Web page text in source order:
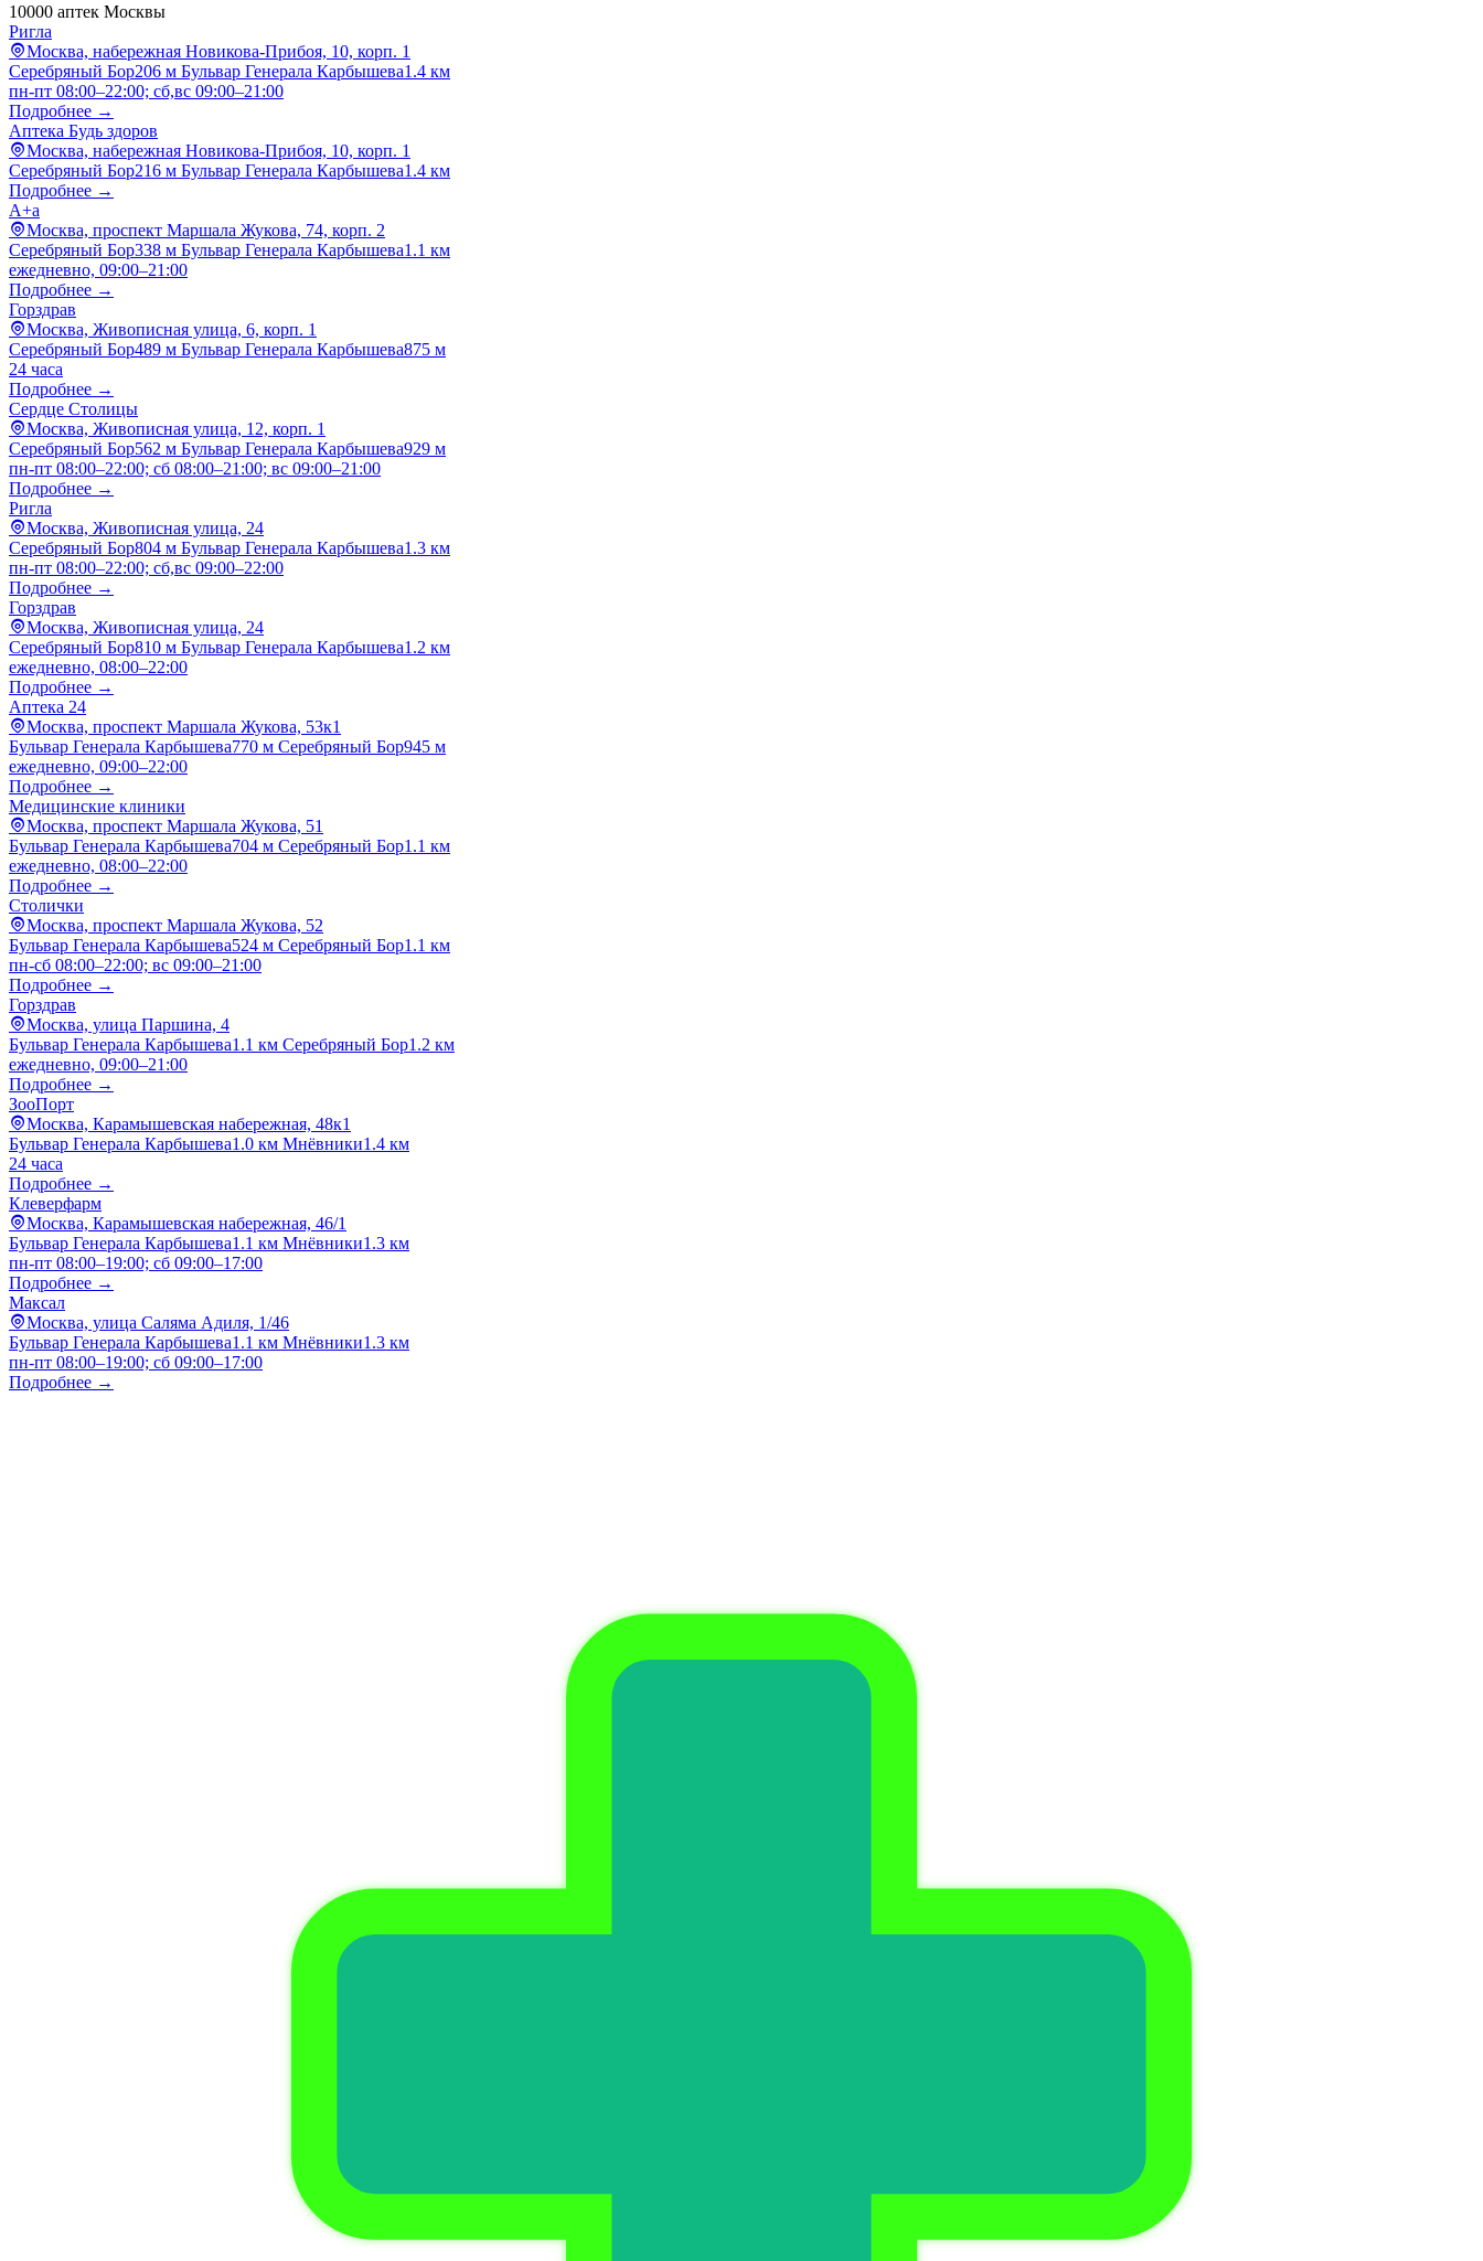
10000 аптек Москвы
Ригла
Москва, набережная Новикова-Прибоя, 10, корп. 1
Серебряный Бор206 м Бульвар Генерала Карбышева1.4 км
пн-пт 08:00–22:00; сб,вс 09:00–21:00
Подробнее →
Аптека Будь здоров
Москва, набережная Новикова-Прибоя, 10, корп. 1
Серебряный Бор216 м Бульвар Генерала Карбышева1.4 км
Подробнее →
А+а
Москва, проспект Маршала Жукова, 74, корп. 2
Серебряный Бор338 м Бульвар Генерала Карбышева1.1 км
ежедневно, 09:00–21:00
Подробнее →
Горздрав
Москва, Живописная улица, 6, корп. 1
Серебряный Бор489 м Бульвар Генерала Карбышева875 м
24 часа
Подробнее →
Сердце Столицы
Москва, Живописная улица, 12, корп. 1
Серебряный Бор562 м Бульвар Генерала Карбышева929 м
пн-пт 08:00–22:00; сб 08:00–21:00; вс 09:00–21:00
Подробнее →
Ригла
Москва, Живописная улица, 24
Серебряный Бор804 м Бульвар Генерала Карбышева1.3 км
пн-пт 08:00–22:00; сб,вс 09:00–22:00
Подробнее →
Горздрав
Москва, Живописная улица, 24
Серебряный Бор810 м Бульвар Генерала Карбышева1.2 км
ежедневно, 08:00–22:00
Подробнее →
Аптека 24
Москва, проспект Маршала Жукова, 53к1
Бульвар Генерала Карбышева770 м Серебряный Бор945 м
ежедневно, 09:00–22:00
Подробнее →
Медицинские клиники
Москва, проспект Маршала Жукова, 51
Бульвар Генерала Карбышева704 м Серебряный Бор1.1 км
ежедневно, 08:00–22:00
Подробнее →
Столички
Москва, проспект Маршала Жукова, 52
Бульвар Генерала Карбышева524 м Серебряный Бор1.1 км
пн-сб 08:00–22:00; вс 09:00–21:00
Подробнее →
Горздрав
Москва, улица Паршина, 4
Бульвар Генерала Карбышева1.1 км Серебряный Бор1.2 км
ежедневно, 09:00–21:00
Подробнее →
ЗооПорт
Москва, Карамышевская набережная, 48к1
Бульвар Генерала Карбышева1.0 км Мнёвники1.4 км
24 часа
Подробнее →
Клеверфарм
Москва, Карамышевская набережная, 46/1
Бульвар Генерала Карбышева1.1 км Мнёвники1.3 км
пн-пт 08:00–19:00; сб 09:00–17:00
Подробнее →
Максал
Москва, улица Саляма Адиля, 1/46
Бульвар Генерала Карбышева1.1 км Мнёвники1.3 км
пн-пт 08:00–19:00; сб 09:00–17:00
Подробнее →